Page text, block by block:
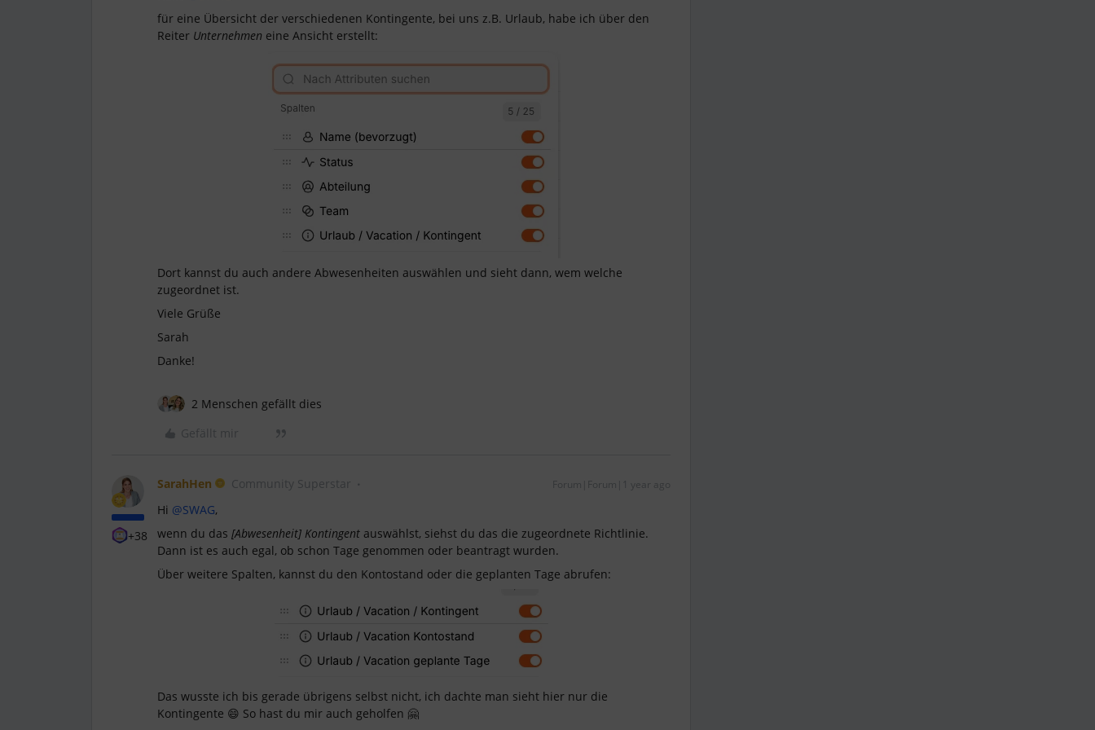
für eine Übersicht der verschiedenen Kontingente, bei uns z.B. Urlaub, habe ich über den
Reiter Unternehmen eine Ansicht erstellt:
Dort kannst du auch andere Abwesenheiten auswählen und sieht dann, wem welche
zugeordnet ist.
Viele Grüße
Sarah
Danke!
2 Menschen gefällt dies
Gefällt mir
+38
SarahHen Community Superstar Forum|Forum|1 year ago
Hi ​ @SWAG,
wenn du das [Abwesenheit] Kontingent auswählst, siehst du das die zugeordnete Richtlinie.
Dann ist es auch egal, ob schon Tage genommen oder beantragt wurden.
Über weitere Spalten, kannst du den Kontostand oder die geplanten Tage abrufen:
Das wusste ich bis gerade übrigens selbst nicht, ich dachte man sieht hier nur die
Kontingente 😄 So hast du mir auch geholfen 🤗